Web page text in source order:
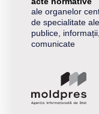
ale organelor
de specialitate
publice,
comunicate